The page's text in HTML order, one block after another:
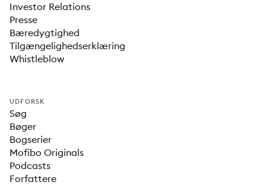
Investor Relations
Presse
Bæredygtighed
Tilgængelighedserklæring
Whistleblow
UDFORSK
Søg
Bøger
Bogserier
Mofibo Originals
Podcasts
Forfattere